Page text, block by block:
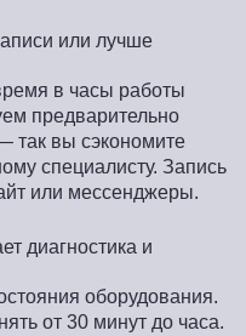
или лучше
в часы работы
предварительно
так вы сэкономите
специалисту. Запись
или мессенджеры.
диагностика и
оборудования.
от 30 минут до часа.